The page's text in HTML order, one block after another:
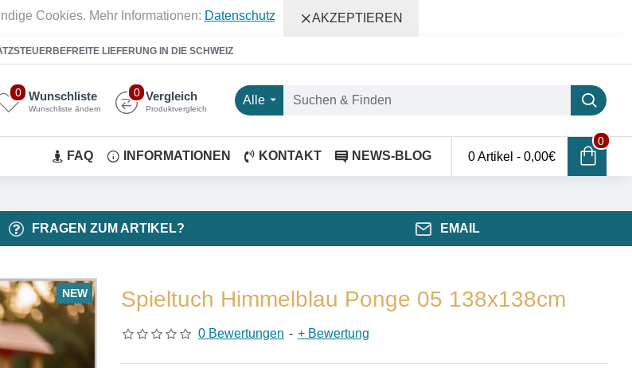
Cookies. Mehr Informationen: Datenschutz AKZEPTIEREN
LIEFERUNG IN DIE SCHWEIZ
Alle
Wunschliste
Wunschliste ändern
0 Vergleich
Produktvergleich
0
FAQ INFORMATIONEN KONTAKT NEWS-BLOG 0 Artikel - 0,00€
0
FRAGEN ZUM ARTIKEL? EMAIL
NEW Spieltuch Himmelblau Ponge 05 138x138cm
0 Bewertungen - + Bewertung